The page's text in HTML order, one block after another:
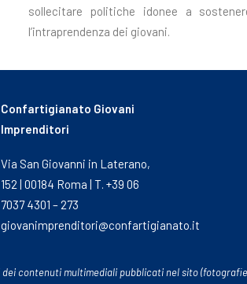
sollecitare politiche idonee a
l’intraprendenza dei giovani.
Confartigianato Giovani
Imprenditori
Via San Giovanni in Laterano,
152 | 00184 Roma | T. +39 06
7037 4301 – 273
giovanimprenditori@confartigianato.it
dei contenuti multimediali pubblicati nel sito